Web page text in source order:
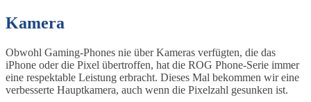
Kamera
Obwohl Gaming-Phones nie über Kameras verfügten, die das
iPhone oder die Pixel übertroffen, hat die ROG Phone-Serie immer
eine respektable Leistung erbracht. Dieses Mal bekommen wir eine
verbesserte Hauptkamera, auch wenn die Pixelzahl gesunken ist.